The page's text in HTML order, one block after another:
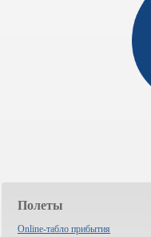
Полеты
Online-табло прибытия